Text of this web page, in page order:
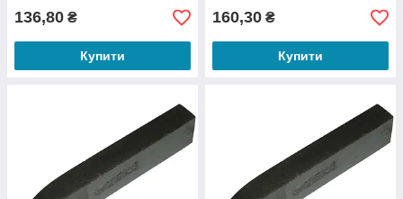
136,80 ₴
Купити
160,30 ₴
Купити